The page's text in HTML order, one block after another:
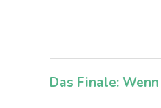
Das Finale: